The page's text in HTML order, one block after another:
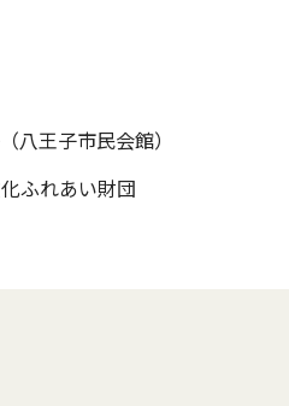
八王子市民会館）
ふれあい財団